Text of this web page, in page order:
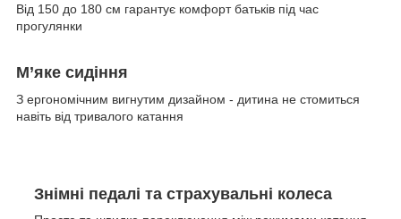
Від 150 до 180 см гарантує комфорт батьків під час
прогулянки
М’яке сидіння
З ергономічним вигнутим дизайном - дитина не стомиться
навіть від тривалого катання
Знімні педалі та страхувальні колеса